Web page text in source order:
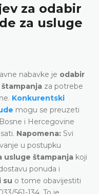
za odabir
za usluge
nabavke je odabir
za potrebe
Konkurentski
mogu se preuzeti
i Hercegovine
Napomena: Svi
u postupku
usluge štampanja koji
ponuda i
su o tome obavijestiti